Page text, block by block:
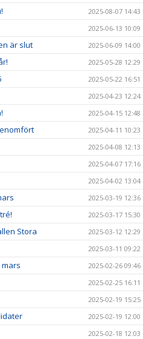
2025-08-07 14:43
2025-06-13 10:09
är slut 2025-06-09 14:00
2025-05-28 12:29
2025-05-22 16:51
2025-04-23 12:24
2025-04-15 12:48
2025-04-11 10:23
2025-04-08 12:13
2025-04-07 17:16
2025-04-02 13:04
2025-03-19 12:36
2025-03-17 15:30
Stora 2025-03-12 12:29
2025-03-11 09:22
2025-02-26 09:46
2025-02-25 16:11
2025-02-19 15:25
2025-02-19 12:00
2025-02-18 12:03